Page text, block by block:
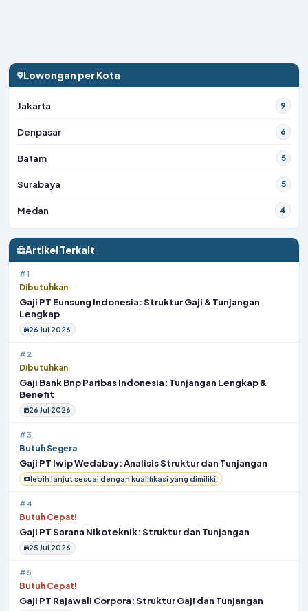
Lowongan per Kota
Jakarta 9
Denpasar 6
Batam 5
Surabaya 5
Medan 4
Artikel Terkait
#1
Dibutuhkan
Gaji PT Eunsung Indonesia: Struktur Gaji & Tunjangan
Lengkap
26 Jul 2026
#2
Dibutuhkan
Gaji Bank Bnp Paribas Indonesia: Tunjangan Lengkap &
Benefit
26 Jul 2026
#3
Butuh Segera
Gaji PT Iwip Wedabay: Analisis Struktur dan Tunjangan
lebih lanjut sesuai dengan kualifikasi yang dimiliki.
#4
Butuh Cepat!
Gaji PT Sarana Nikoteknik: Struktur dan Tunjangan
25 Jul 2026
#5
Butuh Cepat!
Gaji PT Rajawali Corpora: Struktur Gaji dan Tunjangan